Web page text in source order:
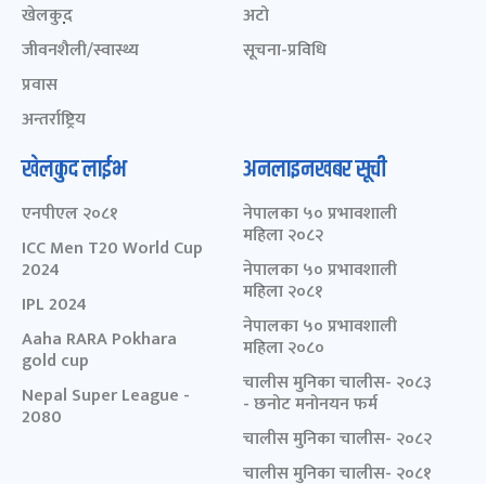
खेलकुद़़
जीवनशैली/स्वास्थ्य
प्रवास
अन्तर्राष्ट्रिय
अटो
सूचना-प्रविधि
खेलकुद लाईभ
एनपीएल २०८१
ICC Men T20 World Cup
2024
IPL 2024
Aaha RARA Pokhara
gold cup
Nepal Super League -
2080
अनलाइनखबर सूची
नेपालका ५० प्रभावशाली
महिला २०८२
नेपालका ५० प्रभावशाली
महिला २०८१
नेपालका ५० प्रभावशाली
महिला २०८०
चालीस मुनिका चालीस- २०८३
- छनोट मनोनयन फर्म
चालीस मुनिका चालीस- २०८२
चालीस मुनिका चालीस- २०८१